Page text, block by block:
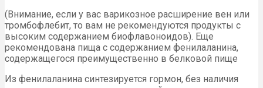
(Внимание, если у вас варикозное расширение вен или
тромбофлебит, то вам не рекомендуются продукты с
высоким содержанием биофлавоноидов). Еще
рекомендована пища с содержанием фенилаланина,
содержащегося преимущественно в белковой пище
Из фенилаланина синтезируется гормон, без наличия